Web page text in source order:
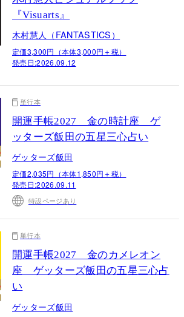
『Visuarts』
木村慧人（FANTASTICS）
定価3,300円（本体3,000円＋税）
発売日:2026.09.12
単行本
開運手帳2027 金の時計座 ゲ
ッターズ飯田の五星三心占い
ゲッターズ飯田
定価2,035円（本体1,850円＋税）
発売日:2026.09.11
特設ページあり
単行本
開運手帳2027 金のカメレオン
座 ゲッターズ飯田の五星三心占
い
ゲッターズ飯田